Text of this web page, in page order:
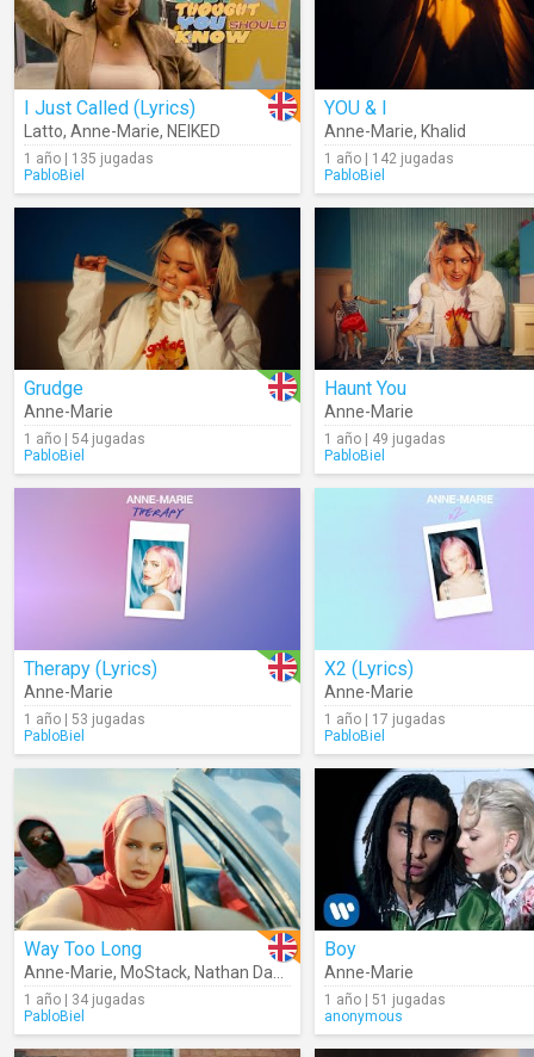
I Just Called (Lyrics)
Latto, Anne-Marie, NEIKED
1 año | 135 jugadas
PabloBiel
YOU & I
Anne-Marie, Khalid
1 año | 142 jugadas
PabloBiel
Grudge
Anne-Marie
1 año | 54 jugadas
PabloBiel
Haunt You
Anne-Marie
1 año | 49 jugadas
PabloBiel
Therapy (Lyrics)
Anne-Marie
1 año | 53 jugadas
PabloBiel
X2 (Lyrics)
Anne-Marie
1 año | 17 jugadas
PabloBiel
Way Too Long
Anne-Marie, MoStack, Nathan Dawe
1 año | 34 jugadas
PabloBiel
Boy
Anne-Marie
1 año | 51 jugadas
anonymous